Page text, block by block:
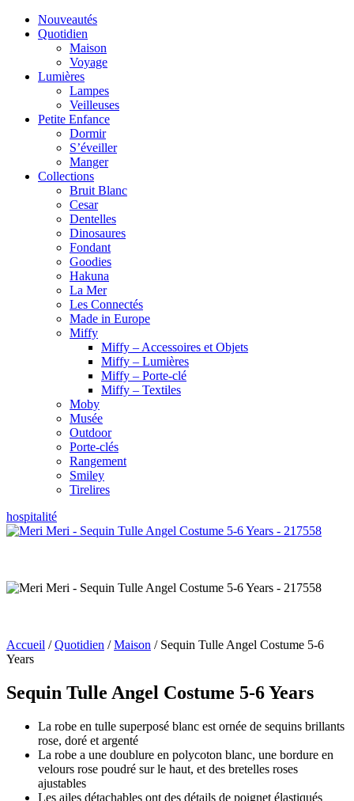
Nouveautés
Quotidien
Maison
Voyage
Lumières
Lampes
Veilleuses
Petite Enfance
Dormir
S’éveiller
Manger
Collections
Bruit Blanc
Cesar
Dentelles
Dinosaures
Fondant
Goodies
Hakuna
La Mer
Les Connectés
Made in Europe
Miffy
Miffy – Accessoires et Objets
Miffy – Lumières
Miffy – Porte-clé
Miffy – Textiles
Moby
Musée
Outdoor
Porte-clés
Rangement
Smiley
Tirelires
hospitalité
Accueil /Quotidien /Maison / Sequin Tulle Angel Costume 5-6
Years
Sequin Tulle Angel Costume 5-6 Years
La robe en tulle superposé blanc est ornée de sequins brillants
rose, doré et argenté
La robe a une doublure en polycoton blanc, une bordure en
velours rose poudré sur le haut, et des bretelles roses
ajustables
Les ailes détachables ont des détails de poignet élastiqués